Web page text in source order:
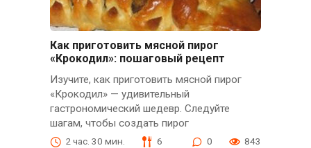
Как приготовить мясной пирог
«Крокодил»: пошаговый рецепт
Изучите, как приготовить мясной пирог
«Крокодил» — удивительный
гастрономический шедевр. Следуйте
шагам, чтобы создать пирог
2 час. 30 мин. 6 0 843